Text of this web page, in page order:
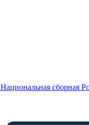
Национальная сборная